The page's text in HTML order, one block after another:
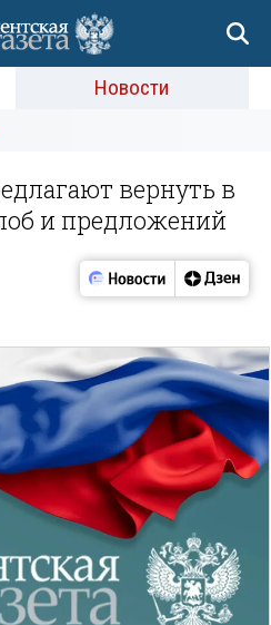
Новости
вернуть в
и предложений